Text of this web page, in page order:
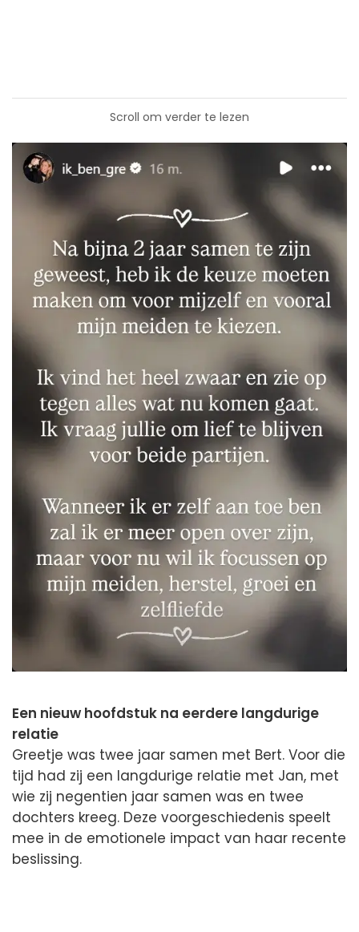
Scroll om verder te lezen
Een nieuw hoofdstuk na eerdere langdurige
relatie
Greetje was twee jaar samen met Bert. Voor die
tijd had zij een langdurige relatie met Jan, met
wie zij negentien jaar samen was en twee
dochters kreeg. Deze voorgeschiedenis speelt
mee in de emotionele impact van haar recente
beslissing.